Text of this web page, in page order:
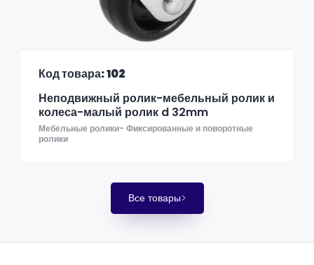
Код товара: 102
Неподвижный ролик-мебельный ролик и
колеса-малый ролик d 32mm
Мебельные ролики- Фиксированные и поворотные
ролики
Все товары